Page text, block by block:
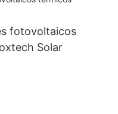
fotovoltaicos
Solar